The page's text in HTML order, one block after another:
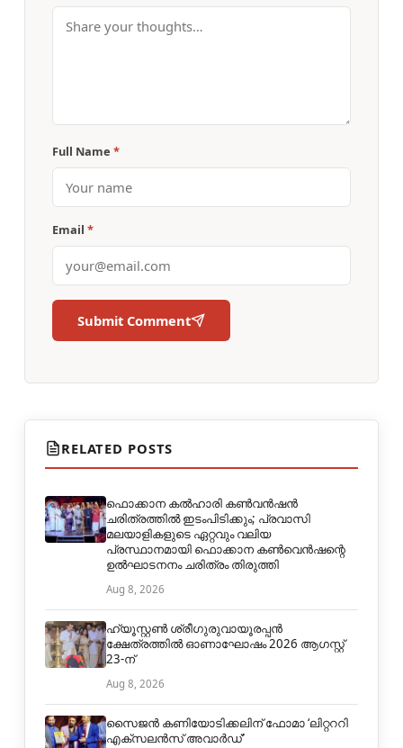
Full Name *
Email *
Submit Comment
RELATED POSTS
ഫൊക്കാന കൽഹാരി കൺവൻഷൻ
ചരിത്രത്തിൽ ഇടംപിടിക്കും; പ്രവാസി
മലയാളികളുടെ ഏറ്റവും വലിയ
പ്രസ്ഥാനമായി ഫൊക്കാന കൺവെൻഷന്റെ
ഉൽഘാടനനം ചരിത്രം തിരുത്തി
Aug 8, 2026
ഹ്യൂസ്റ്റൺ ശ്രീഗുരുവായൂരപ്പൻ
ക്ഷേത്രത്തിൽ ഓണാഘോഷം 2026 ആഗസ്റ്റ്
23-ന്
Aug 8, 2026
സൈജൻ കണിയോടിക്കലിന് ഫോമാ ‘ലിറ്റററി
എക്സലൻസ് അവാർഡ്’